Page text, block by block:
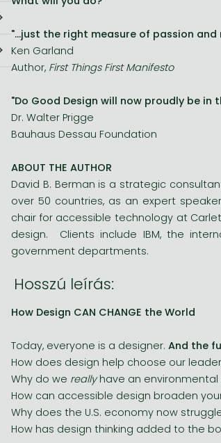
"...just the right measure of passion and
Ken Garland
Author, First Things First Manifesto
"Do Good Design will now proudly be in
Dr. Walter Prigge
Bauhaus Dessau Foundation
ABOUT THE AUTHOR
David B. Berman is a strategic
over 50 countries, as an expert
chair for accessible technology at
design. Clients include IBM, the
government departments.
Hosszú leírás:
How Design CAN CHANGE the World
Today, everyone is a designer. And the
How does design help choose our
Why do we reallyhave an environmental
How can accessible design broaden
Why does the U.S. economy now
How has design thinking added to the